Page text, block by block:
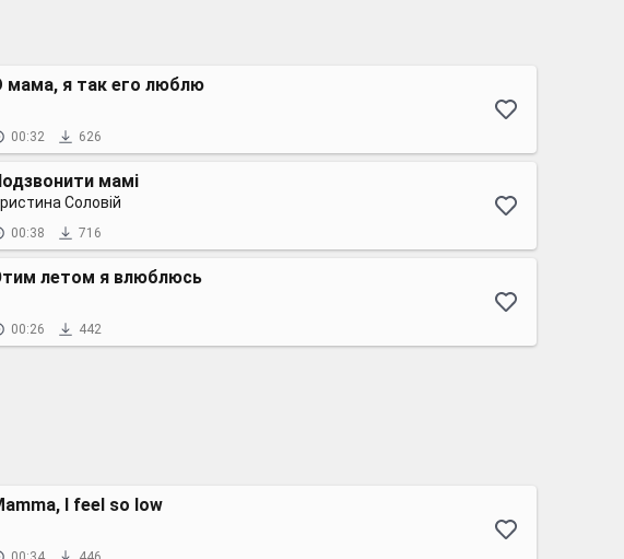
мама, я так его люблю
00:32 626
мамі
Соловій
00:38 716
летом я влюблюсь
00:26 442
I feel so low